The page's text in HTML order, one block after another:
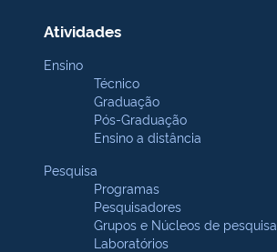
Atividades
Ensino
Técnico
Graduação
Pós-Graduação
Ensino a distância
Pesquisa
Programas
Pesquisadores
Grupos e Núcleos de pesquisa
Laboratórios